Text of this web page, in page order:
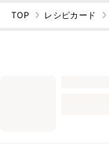
TOP レシピカード